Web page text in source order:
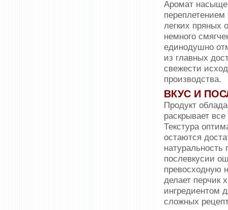
Аромат
легких пряных
немного
единодушно
из главных
свежести
производства.
ВКУС И
Продукт
раскрывает
Текстура
остаются
натуральность
послевкусии
превосходную
делает перчик
ингредиентом
сложных